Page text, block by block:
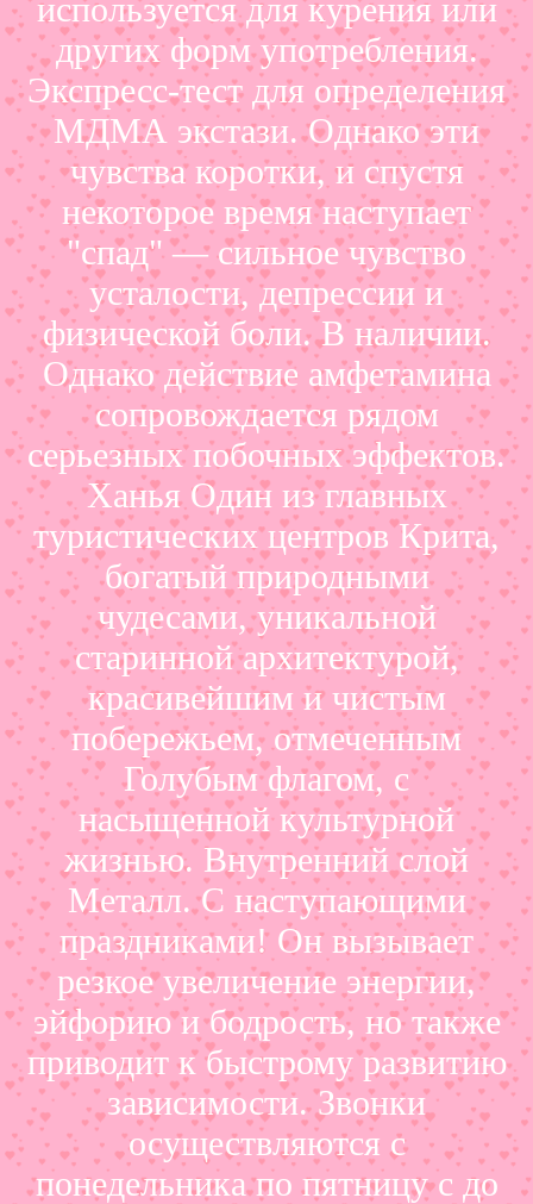
используется для курения или
других форм употребления.
Экспресс-тест для определения
МДМА экстази. Однако эти
чувства коротки, и спустя
некоторое время наступает
"спад" — сильное чувство
усталости, депрессии и
физической боли. В наличии.
Однако действие амфетамина
сопровождается рядом
серьезных побочных эффектов.
Ханья Один из главных
туристических центров Крита,
богатый природными
чудесами, уникальной
старинной архитектурой,
красивейшим и чистым
побережьем, отмеченным
Голубым флагом, с
насыщенной культурной
жизнью. Внутренний слой
Металл. С наступающими
праздниками! Он вызывает
резкое увеличение энергии,
эйфорию и бодрость, но также
приводит к быстрому развитию
зависимости. Звонки
осуществляются с
понедельника по пятницу с до